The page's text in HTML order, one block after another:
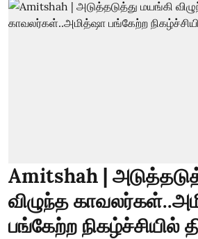
Amitshah |
விழுந்த
பங்கேற்ற நிகழ்ச்சியில்